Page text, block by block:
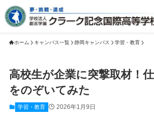
ホーム キャンパス一覧 静岡キャンパス 学習・教育
高校生が企業に突撃取材！
をのぞいてみた
学習・教育 2026年1月9日